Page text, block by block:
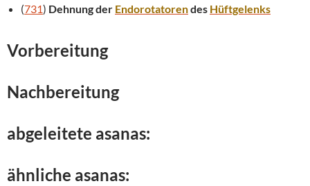
(731) Dehnung der Endorotatorendes Hüftgelenks
Vorbereitung
Nachbereitung
abgeleitete asanas:
ähnliche asanas: